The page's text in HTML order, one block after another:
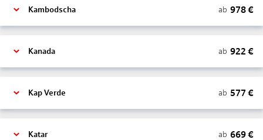
Kambodscha ab 978€
Kanada ab 922 €
Kap Verde ab 577 €
Katar ab 669€